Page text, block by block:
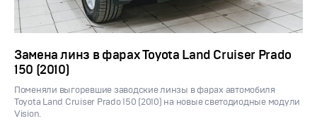
Замена линз в фарах Toyota Land Cruiser Prado
150 (2010)
Поменяли выгоревшие заводские линзы в фарах автомобиля
Toyota Land Cruiser Prado 150 (2010) на новые светодиодные модули
Vision.